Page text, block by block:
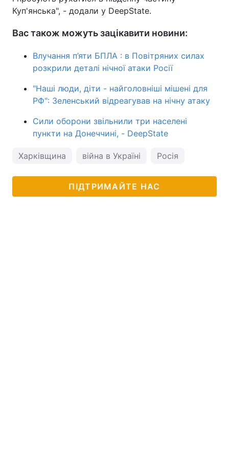
Куп'янська", - додали у DeepState.
Вас також можуть зацікавити новини:
Влучання п’яти БПЛА : в Повітряних силах
розкрили деталі нічної атаки Росії
"Наші люди, діти - найголовніші мішені для
РФ": Зеленський відреагував на нічну атаку
Сили оборони звільнили три населені
пункти на Донеччині, - DeepState
Харківщина війна в Україні Росія
ПІДТРИМАЙТЕ НАС